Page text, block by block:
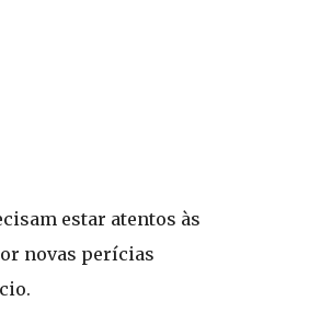
estar atentos às
novas perícias